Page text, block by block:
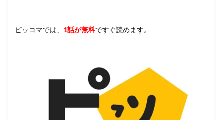
ピッコマでは、 1話が無料ですぐ読めます。